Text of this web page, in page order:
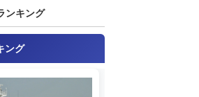
ンキング
ング